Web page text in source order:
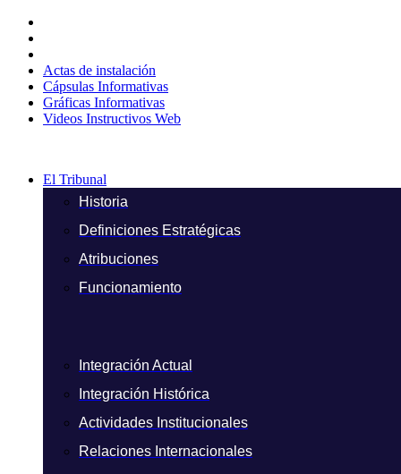
contenido
Actas de instalación
Cápsulas Informativas
Gráficas Informativas
Videos Instructivos Web
El Tribunal
Historia
Definiciones Estratégicas
Atribuciones
Funcionamiento
Integración Actual
Integración Histórica
Actividades Institucionales
Relaciones Internacionales